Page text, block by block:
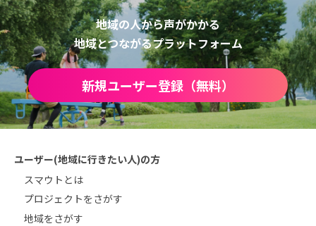
地域の人から声がかかる
地域とつながるプラットフォーム
新規ユーザー登録（無料）
ユーザー(地域に行きたい人)の方
スマウトとは
プロジェクトをさがす
地域をさがす